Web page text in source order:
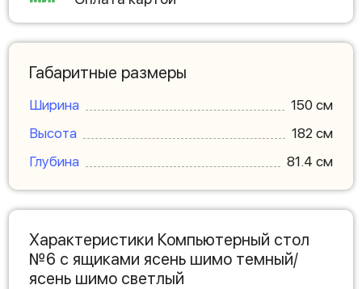
Габаритные размеры
Ширина
150 см
Высота
182 см
Глубина
81.4 см
Характеристики Компьютерный стол
№6 с ящиками ясень шимо темный/
ясень шимо светлый